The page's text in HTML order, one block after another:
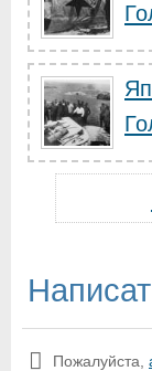
Пожалуйста,